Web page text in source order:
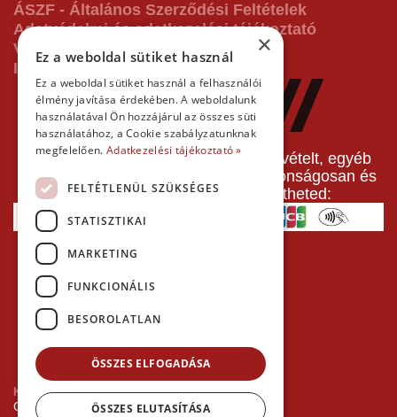
ÁSZF - Általános Szerződési Feltételek
Adatvédelmi és adatkezelési tájékoztató
Vásárlás előtti tájékoztató
Impresszum
A pályafoglalást, gokartverseny részvételt, egyéb
termékeinket, szolgáltatásainkat biztonságosan és
gyorsan bankkártyával is kifizetheted:
Kezdőlap
Copyright © 2026 Minden jog fenntartva!
×
Ez a weboldal sütiket használ
Ez a weboldal sütiket használ a felhasználói
élmény javítása érdekében. A weboldalunk
használatával Ön hozzájárul az összes süti
használatához, a Cookie szabályzatunknak
megfelelően. Adatkezelési tájékoztató »
FELTÉTLENÜL SZÜKSÉGES
STATISZTIKAI
MARKETING
FUNKCIONÁLIS
BESOROLATLAN
ÖSSZES ELFOGADÁSA
ÖSSZES ELUTASÍTÁSA